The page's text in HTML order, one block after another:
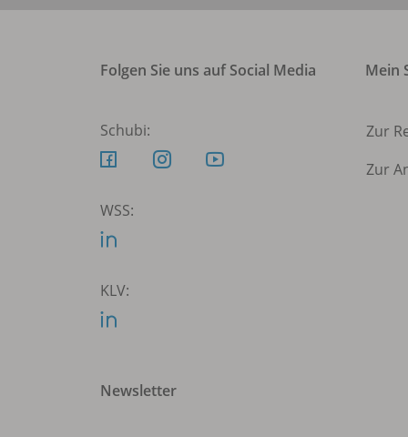
Folgen Sie uns auf Social Media
Schubi:
WSS:
KLV:
Newsletter
Mein
Zur
Zur